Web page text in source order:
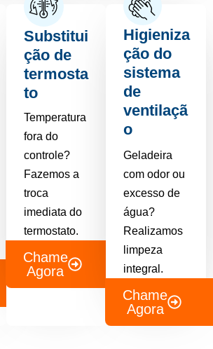
Substitui
ção de
termosta
to
Temperatura
fora do
controle?
Fazemos a
troca
imediata do
termostato.
Chame
Agora
Higieniza
ção do
sistema
de
ventilaçã
o
Geladeira
com odor ou
excesso de
água?
Realizamos
limpeza
integral.
Chame
Agora